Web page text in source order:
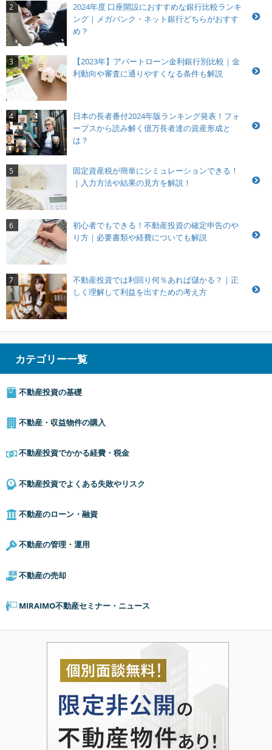
2
2024年度 口座開設におすすめな銀行比較ランキ
ング｜メガバンク・ネット銀行どちらがおすす
め？
3
【2023年】アパートローン金利銀行別比較｜金
利動向や審査に通りやすくなる条件も解説
4
日本の長者番付2024年版ランキング発表！フォ
ーブスから読み解く億万長者達の資産形成と
は？
5
固定資産税が簡単にシミュレーションできる！
｜入力方法や結果の見方を解説！
6
初心者でもできる！不動産投資の確定申告のや
り方｜必要書類や経費についても解説
7
不動産投資では利回り何％あれば儲かる？｜正
しく理解して利益を出すための考え方
カテゴリー一覧
不動産投資の基礎
不動産・収益物件の購入
不動産投資でかかる経費・税金
不動産投資でよくある失敗やリスク
不動産のローン・融資
不動産の管理・運用
不動産の売却
MIRAIMO不動産セミナー・ニュース